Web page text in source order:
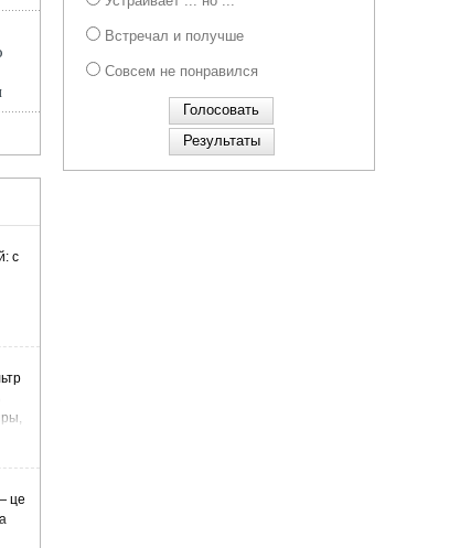
с
це
Встречал и получше
Совсем не понравился